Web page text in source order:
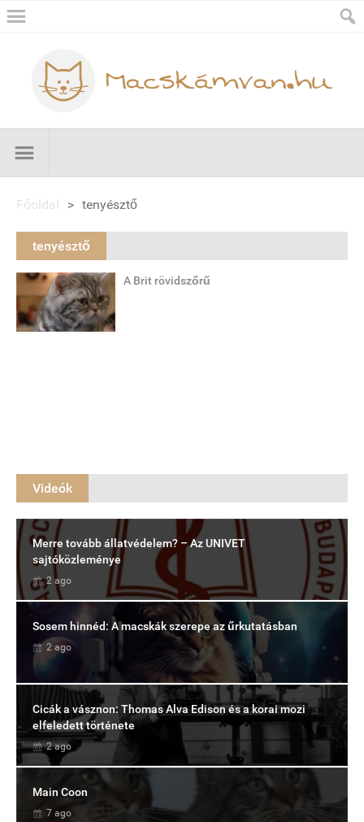
Főoldal > tenyésztő
tenyésztő
A Brit rövidszőrű
Videók
Merre tovább állatvédelem? – Az UNIVET
sajtóközleménye
2 ago
Sosem hinnéd: A macskák szerepe az űrkutatásban
2 ago
Cicák a vásznon: Thomas Alva Edison és a korai mozi
elfeledett története
2 ago
Main Coon
7 ago